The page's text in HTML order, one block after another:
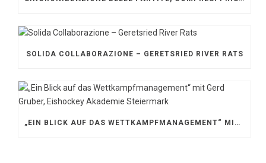
SOLIDA COLLABORAZIONE – GERETSRIED RIVER RATS
„EIN BLICK AUF DAS WETTKAMPFMANAGEMENT“ MIT GERD GRUBER, EISHOCKEY AKADEMIE STEIERMARK